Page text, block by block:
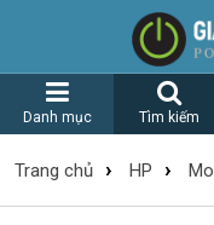
Danh mục Tìm kiếm
Trang chủ › HP ›